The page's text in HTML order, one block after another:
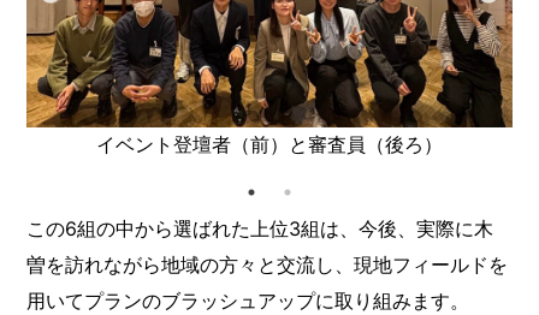
イベント登壇者（前）と審査員（後ろ）
この6組の中から選ばれた上位3組は、今後、実際に木
曽を訪れながら地域の方々と交流し、現地フィールドを
用いてプランのブラッシュアップに取り組みます。